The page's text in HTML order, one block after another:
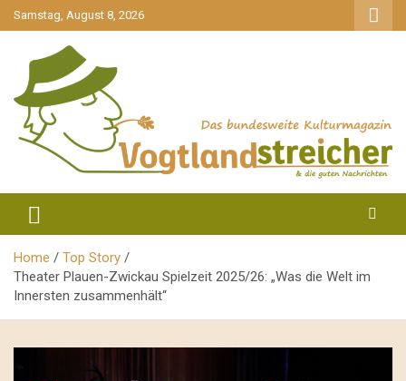
gehe
zum
Samstag, August 8, 2026
Vogtlandstreicher
Home
Top Story
Theater Plauen-Zwickau Spielzeit 2025/26: „Was die Welt im
Innersten zusammenhält“